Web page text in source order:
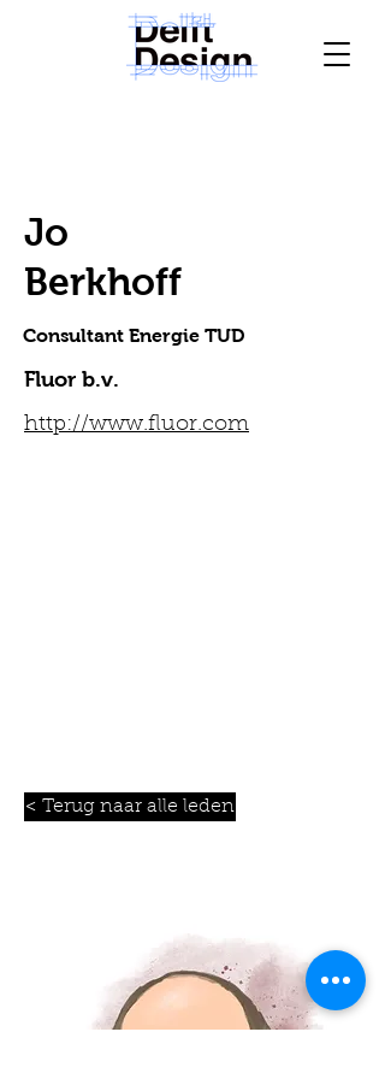
Jo
Berkhoff
Consultant Energie TUD
Fluor b.v.
http://www.fluor.com
< Terug naar alle leden